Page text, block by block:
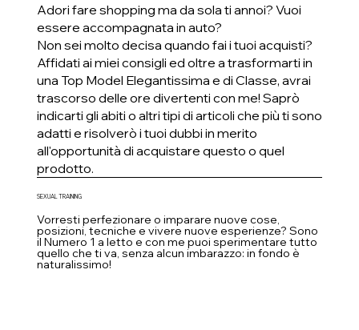
Adori fare shopping ma da sola ti annoi? Vuoi
essere accompagnata in auto?
Non sei molto decisa quando fai i tuoi acquisti?
Affidati ai miei consigli ed oltre a trasformarti in
una Top Model Elegantissima e di Classe, avrai
trascorso delle ore divertenti con me! Saprò
indicarti gli abiti o altri tipi di articoli che più ti sono
adatti e risolverò i tuoi dubbi in merito
all'opportunità di acquistare questo o quel
prodotto.
SEXUAL TRAINING
Vorresti perfezionare o imparare nuove cose,
posizioni, tecniche e vivere nuove esperienze? Sono
il Numero 1 a letto e con me puoi sperimentare tutto
quello che ti va, senza alcun imbarazzo: in fondo è
naturalissimo!